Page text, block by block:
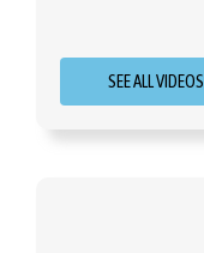
SEE ALL VIDEOS